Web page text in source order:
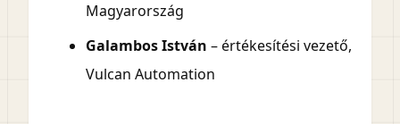
Magyarország
Galambos István – értékesítési vezető,
Vulcan Automation